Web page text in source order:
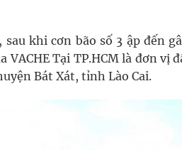
khi cơn bão số 3 ập đến
VACHE Tại TP.HCM là đơn vị
Bát Xát, tỉnh Lào Cai.